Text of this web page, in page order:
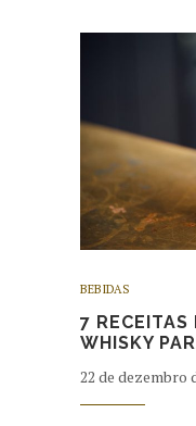
BEBIDAS
7 RECEITAS
WHISKY
22 de dezembro